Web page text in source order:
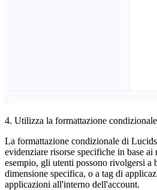
4. Utilizza la formattazione condizionale
La formattazione condizionale di
evidenziare risorse specifiche in base ai
esempio, gli utenti possono rivolgersi a
dimensione specifica, o a tag di
applicazioni all'interno dell'account.